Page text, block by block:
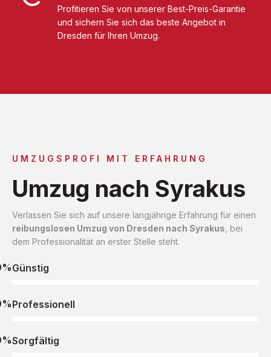
Profitieren Sie von unserer Best-Preis-Garantie
und sichern Sie sich das beste Angebot in
Dresden für Ihren Umzug.
UMZUGSPROFI MIT ERFAHRUNG
Umzug nach Syrakus
Verlassen Sie sich auf unsere langjährige Erfahrung für einen
reibungslosen Umzug von Dresden nach Syrakus , bei
dem Professionalität an erster Stelle steht.
Günstig
Professionell
Sorgfältig